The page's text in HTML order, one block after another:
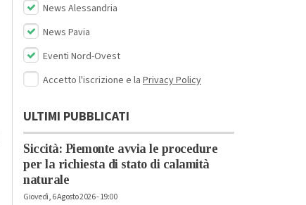
News Alessandria
News Pavia
Eventi Nord-Ovest
Accetto l'iscrizione e la Privacy Policy
ULTIMI PUBBLICATI
Siccità: Piemonte avvia le procedure
per la richiesta di stato di calamità
naturale
Giovedì, 6 Agosto 2026 - 19:00